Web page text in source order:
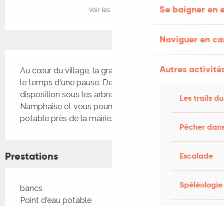
Se baigner en
Naviguer en
Autres
Les trails
Pêcher
Escalade
Spéléologie
Voir les horaires
Au cœur du village, la grande place vous accueille
le temps d'une pause. Des bancs sont à
disposition sous les arbres près du lac de Saint-
Namphaise et vous pourrez trouver de l'eau
potable près de la mairie.
Prestations
bancs
Point d'eau potable